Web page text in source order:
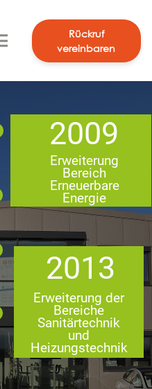
Rückruf
vereinbaren
Erweiterung der
Bereiche
Sanitärtechnik
und
Heizungstechnik
2013
2009
Erweiterung
Bereich
Erneuerbare
Energie